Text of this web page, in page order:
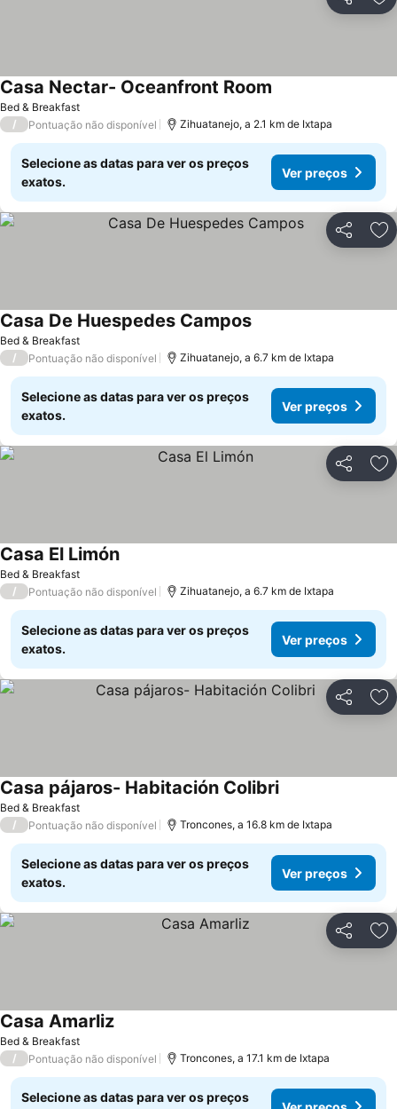
Partilhar
Bed & Breakfast
Casa Nectar- Oceanfront Room
/ Pontuação não disponível Zihuatanejo, a 2.1 km de Ixtapa
Selecione as datas para ver os preços
exatos.
Ver preços
Partilhar
Bed & Breakfast
Casa De Huespedes Campos
/ Pontuação não disponível Zihuatanejo, a 6.7 km de Ixtapa
Selecione as datas para ver os preços
exatos.
Ver preços
Partilhar
Bed & Breakfast
Casa El Limón
/ Pontuação não disponível Zihuatanejo, a 6.7 km de Ixtapa
Selecione as datas para ver os preços
exatos.
Ver preços
Partilhar
Bed & Breakfast
Casa pájaros- Habitación Colibri
/ Pontuação não disponível Troncones, a 16.8 km de Ixtapa
Selecione as datas para ver os preços
exatos.
Ver preços
Partilhar
Bed & Breakfast
Casa Amarliz
/ Pontuação não disponível Troncones, a 17.1 km de Ixtapa
Selecione as datas para ver os preços